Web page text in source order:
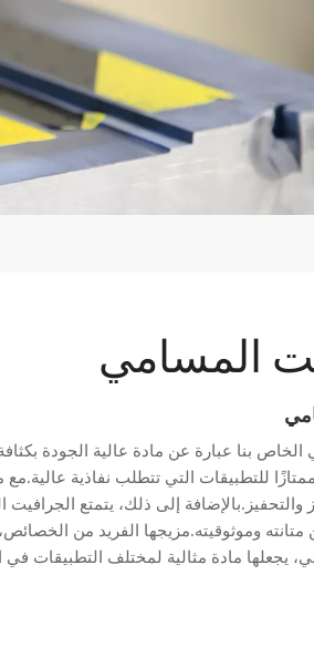
المسامي
وموثوقيته.مزيجها الفريد من
يجعلها مادة مثالية لمختلف التطبيقات في